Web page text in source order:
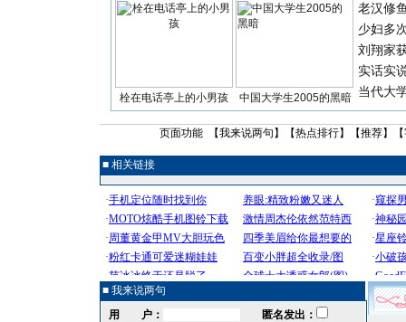
栓在电话亭上的小男孩 中国大学生2005的黑暗
老汉修
少妇多
刘翔家
实话实
当代大
页面功能 【我来说两句 】【热点排行】【推荐】【
■ 相关链接
■ 我来说两句
用 户：
匿名发出：